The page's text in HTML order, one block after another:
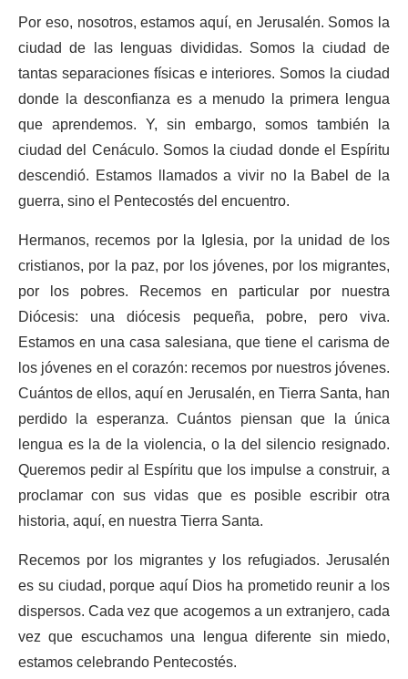
Por eso, nosotros, estamos aquí, en Jerusalén. Somos la
ciudad de las lenguas divididas. Somos la ciudad de
tantas separaciones físicas e interiores. Somos la ciudad
donde la desconfianza es a menudo la primera lengua
que aprendemos. Y, sin embargo, somos también la
ciudad del Cenáculo. Somos la ciudad donde el Espíritu
descendió. Estamos llamados a vivir no la Babel de la
guerra, sino el Pentecostés del encuentro.
Hermanos, recemos por la Iglesia, por la unidad de los
cristianos, por la paz, por los jóvenes, por los migrantes,
por los pobres. Recemos en particular por nuestra
Diócesis: una diócesis pequeña, pobre, pero viva.
Estamos en una casa salesiana, que tiene el carisma de
los jóvenes en el corazón: recemos por nuestros jóvenes.
Cuántos de ellos, aquí en Jerusalén, en Tierra Santa, han
perdido la esperanza. Cuántos piensan que la única
lengua es la de la violencia, o la del silencio resignado.
Queremos pedir al Espíritu que los impulse a construir, a
proclamar con sus vidas que es posible escribir otra
historia, aquí, en nuestra Tierra Santa.
Recemos por los migrantes y los refugiados. Jerusalén
es su ciudad, porque aquí Dios ha prometido reunir a los
dispersos. Cada vez que acogemos a un extranjero, cada
vez que escuchamos una lengua diferente sin miedo,
estamos celebrando Pentecostés.